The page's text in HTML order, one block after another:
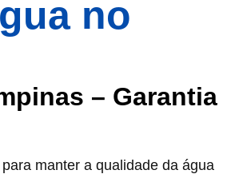
no
– Garantia
manter a qualidade da água